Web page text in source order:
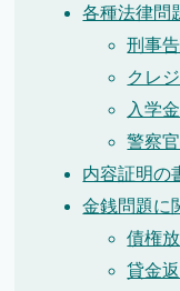
各種法律問
刑事
クレ
入学
警察
内容証明の
金銭問題に
債権
貸金